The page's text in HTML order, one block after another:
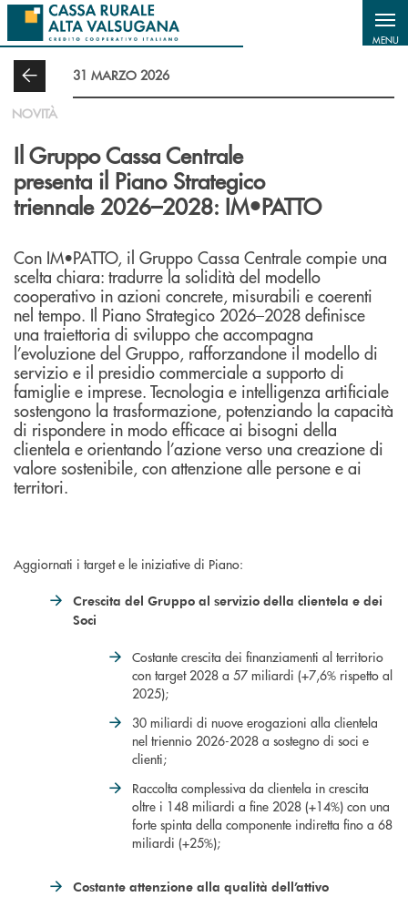
Salta al contenuto principale
MENU
31 MARZO 2026
NOVITÀ
Il Gruppo Cassa Centrale
presenta il Piano Strategico
triennale 2026–2028: IM•PATTO
Con IM•PATTO, il Gruppo Cassa Centrale compie una
scelta chiara: tradurre la solidità del modello
cooperativo in azioni concrete, misurabili e coerenti
nel tempo. Il Piano Strategico 2026–2028 definisce
una traiettoria di sviluppo che accompagna
l’evoluzione del Gruppo, rafforzandone il modello di
servizio e il presidio commerciale a supporto di
famiglie e imprese. Tecnologia e intelligenza artificiale
sostengono la trasformazione, potenziando la capacità
di rispondere in modo efficace ai bisogni della
clientela e orientando l’azione verso una creazione di
valore sostenibile, con attenzione alle persone e ai
territori.
Aggiornati i target e le iniziative di Piano:
Crescita del Gruppo al servizio della clientela e dei
Soci
Costante crescita dei finanziamenti al territorio
con target 2028 a 57 miliardi (+7,6% rispetto al
2025);
30 miliardi di nuove erogazioni alla clientela
nel triennio 2026-2028 a sostegno di soci e
clienti;
Raccolta complessiva da clientela in crescita
oltre i 148 miliardi a fine 2028 (+14%) con una
forte spinta della componente indiretta fino a 68
miliardi (+25%);
Costante attenzione alla qualità dell’attivo